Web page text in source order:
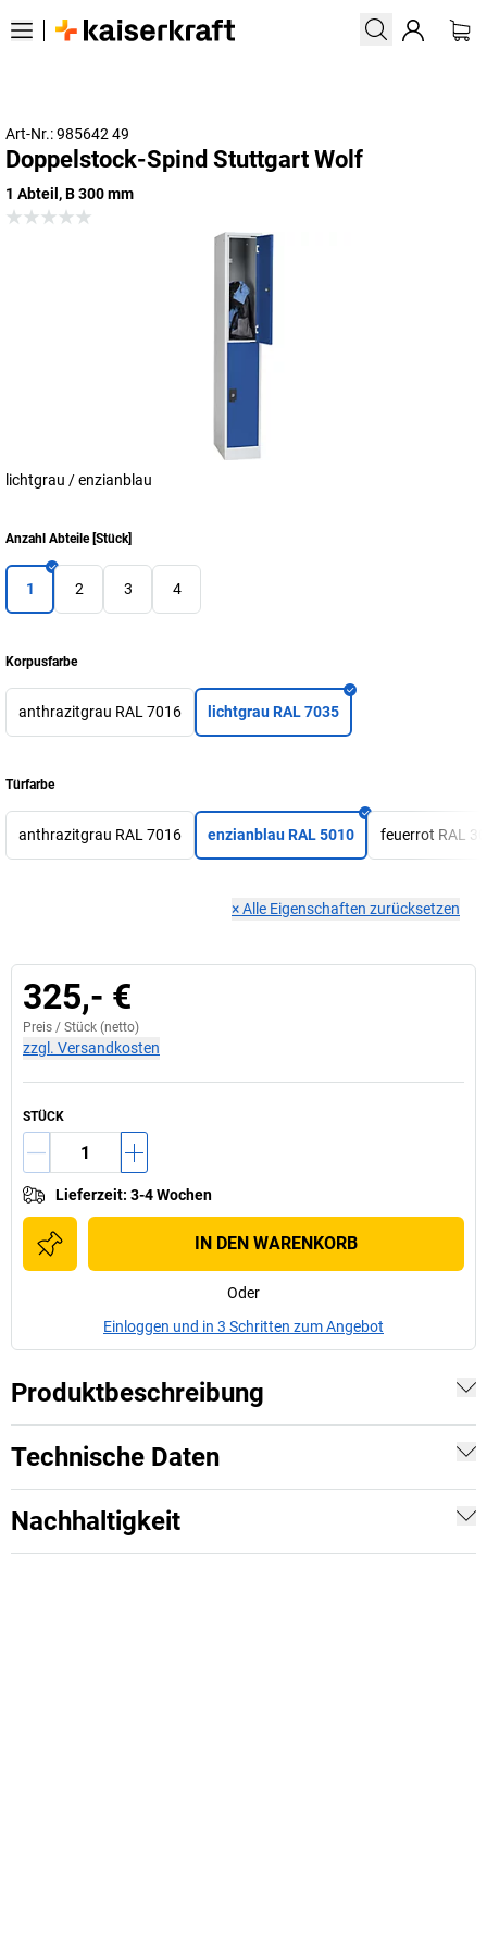
Art-Nr.: 985642 49
Doppelstock-Spind Stuttgart Wolf
1 Abteil, B 300 mm
lichtgrau / enzianblau
Anzahl Abteile[Stück]
1 2 3 4
Korpusfarbe
anthrazitgrau RAL 7016 lichtgrau RAL 7035
Türfarbe
anthrazitgrau RAL 7016 enzianblau RAL 5010 feuerrot RAL
×Alle Eigenschaften zurücksetzen
325,- €
Preis / Stück (netto)
zzgl. Versandkosten
STÜCK
Lieferzeit: 3-4 Wochen
IN DEN WARENKORB
Oder
Einloggen und in 3 Schritten zum Angebot
Produktbeschreibung
Technische Daten
Nachhaltigkeit